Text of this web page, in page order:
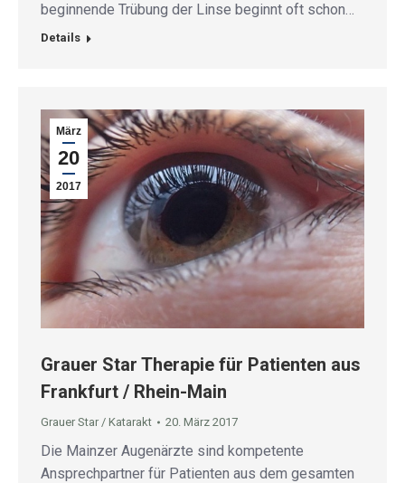
beginnende Trübung der Linse beginnt oft schon…
Details
März
20
2017
Grauer Star Therapie für Patienten aus
Frankfurt / Rhein-Main
Grauer Star / Katarakt 20. März 2017
Die Mainzer Augenärzte sind kompetente
Ansprechpartner für Patienten aus dem gesamten